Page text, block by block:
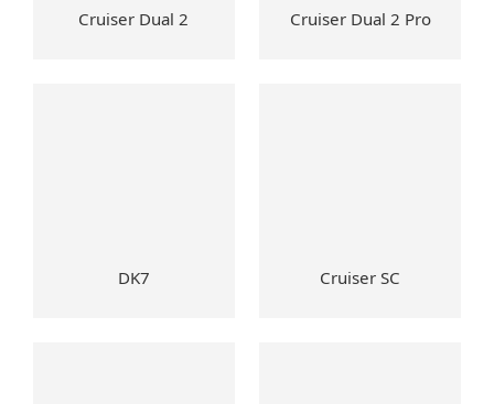
Cruiser Dual 2 Cruiser Dual 2 Pro
DK7 Cruiser SC